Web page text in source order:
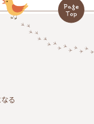
る